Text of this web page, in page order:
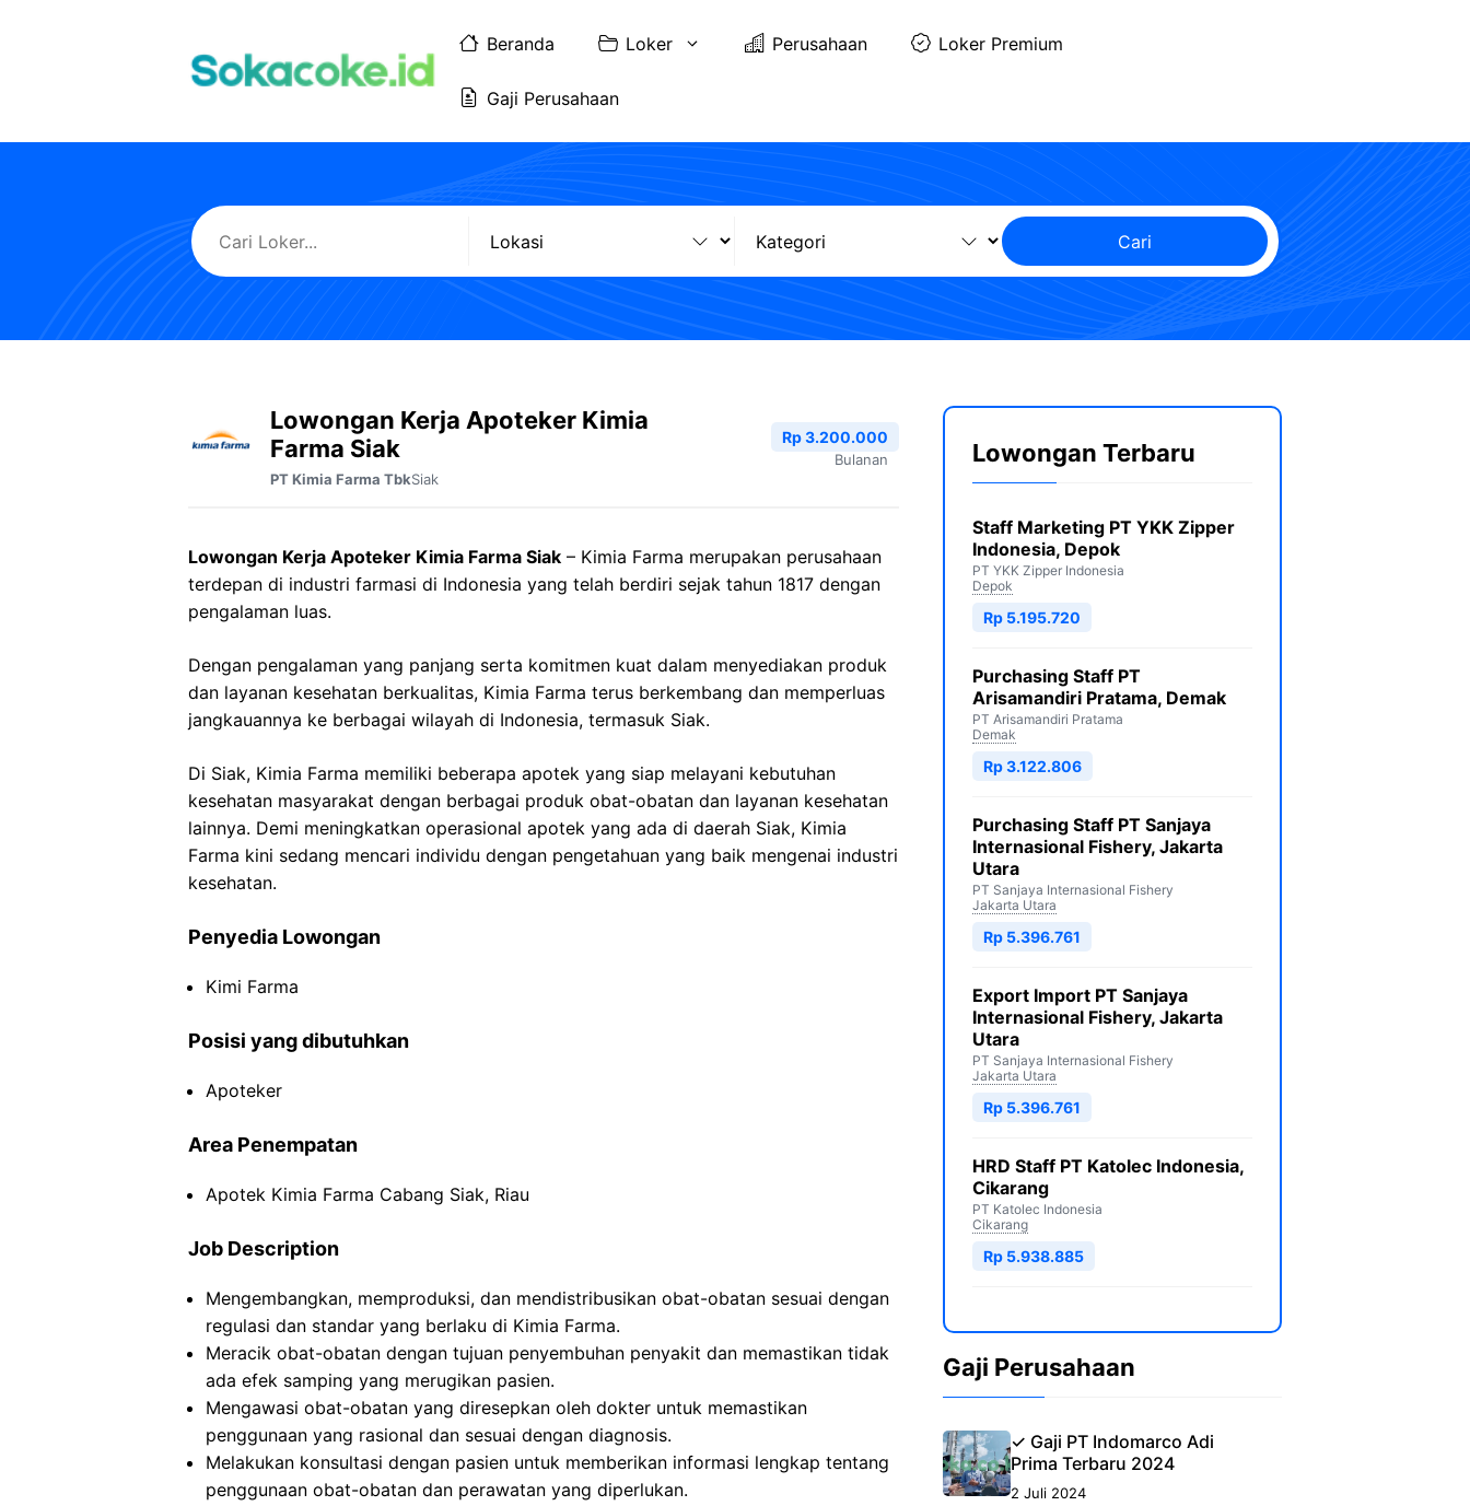
Beranda Loker Perusahaan Loker Premium
Gaji Perusahaan
Cari
Lowongan Kerja Apoteker Kimia
Farma Siak
PT Kimia Farma TbkSiak
Rp 3.200.000
Bulanan
Lowongan Kerja Apoteker Kimia Farma Siak – Kimia Farma merupakan perusahaan
terdepan di industri farmasi di Indonesia yang telah berdiri sejak tahun 1817 dengan
pengalaman luas.
Dengan pengalaman yang panjang serta komitmen kuat dalam menyediakan produk
dan layanan kesehatan berkualitas, Kimia Farma terus berkembang dan memperluas
jangkauannya ke berbagai wilayah di Indonesia, termasuk Siak.
Di Siak, Kimia Farma memiliki beberapa apotek yang siap melayani kebutuhan
kesehatan masyarakat dengan berbagai produk obat-obatan dan layanan kesehatan
lainnya. Demi meningkatkan operasional apotek yang ada di daerah Siak, Kimia
Farma kini sedang mencari individu dengan pengetahuan yang baik mengenai industri
kesehatan.
Penyedia Lowongan
Kimi Farma
Posisi yang dibutuhkan
Apoteker
Area Penempatan
Apotek Kimia Farma Cabang Siak, Riau
Job Description
Mengembangkan, memproduksi, dan mendistribusikan obat-obatan sesuai dengan
regulasi dan standar yang berlaku di Kimia Farma.
Meracik obat-obatan dengan tujuan penyembuhan penyakit dan memastikan tidak
ada efek samping yang merugikan pasien.
Mengawasi obat-obatan yang diresepkan oleh dokter untuk memastikan
penggunaan yang rasional dan sesuai dengan diagnosis.
Melakukan konsultasi dengan pasien untuk memberikan informasi lengkap tentang
penggunaan obat-obatan dan perawatan yang diperlukan.
Lowongan Terbaru
Staff Marketing PT YKK Zipper
Indonesia, Depok
PT YKK Zipper Indonesia
Depok
Rp 5.195.720
Purchasing Staff PT
Arisamandiri Pratama, Demak
PT Arisamandiri Pratama
Demak
Rp 3.122.806
Purchasing Staff PT Sanjaya
Internasional Fishery, Jakarta
Utara
PT Sanjaya Internasional Fishery
Jakarta Utara
Rp 5.396.761
Export Import PT Sanjaya
Internasional Fishery, Jakarta
Utara
PT Sanjaya Internasional Fishery
Jakarta Utara
Rp 5.396.761
HRD Staff PT Katolec Indonesia,
Cikarang
PT Katolec Indonesia
Cikarang
Rp 5.938.885
Gaji Perusahaan
✓ Gaji PT Indomarco Adi
Prima Terbaru 2024
2 Juli 2024